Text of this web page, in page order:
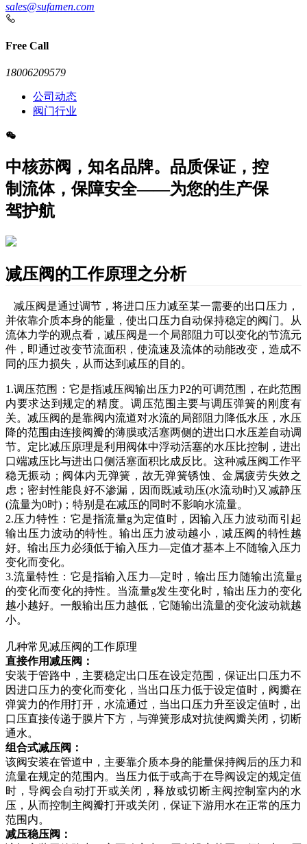
sales@sufamen.com
Free Call
18006209579
公司动态
阀门行业
中核苏阀，知名品牌。品质保证，控
制流体，保障安全——为您的生产保
驾护航
减压阀的工作原理之分析
减压阀是通过调节，将进口压力减至某一需要的出口压力，
并依靠介质本身的能量，使出口压力自动保持稳定的阀门。从
流体力学的观点看，减压阀是一个局部阻力可以变化的节流元
件，即通过改变节流面积，使流速及流体的动能改变，造成不
同的压力损失，从而达到减压的目的。
1.调压范围：它是指减压阀输出压力P2的可调范围，在此范围
内要求达到规定的精度。调压范围主要与调压弹簧的刚度有
关。减压阀的是靠阀内流道对水流的局部阻力降低水压，水压
降的范围由连接阀瓣的薄膜或活塞两侧的进出口水压差自动调
节。定比减压原理是利用阀体中浮动活塞的水压比控制，进出
口端减压比与进出口侧活塞面积比成反比。这种减压阀工作平
稳无振动；阀体内无弹簧，故无弹簧锈蚀、金属疲劳失效之
虑；密封性能良好不渗漏，因而既减动压(水流动时)又减静压
(流量为0时)；特别是在减压的同时不影响水流量。
2.压力特性：它是指流量g为定值时，因输入压力波动而引起
输出压力波动的特性。输出压力波动越小，减压阀的特性越
好。输出压力必须低于输入压力—定值才基本上不随输入压力
变化而变化。
3.流量特性：它是指输入压力—定时，输出压力随输出流量g
的变化而变化的持性。当流量g发生变化时，输出压力的变化
越小越好。一般输出压力越低，它随输出流量的变化波动就越
小。
几种常见减压阀的工作原理
直接作用减压阀 ：
安装于管路中，主要稳定出口压在设定范围，保证出口压力不
因进口压力的变化而变化，当出口压力低于设定值时，阀瓣在
弹簧力的作用打开，水流通过，当出口压力升至设定值时，出
口压直接传递于膜片下方，与弹簧形成对抗使阀瓣关闭，切断
通水。
组合式减压阀 ：
该阀安装在管道中，主要靠介质本身的能量保持阀后的压力和
流量在规定的范围内。当压力低于或高于在导阀设定的规定值
时，导阀会自动打开或关闭，释放或切断主阀控制室内的水
压，从而控制主阀瓣打开或关闭，保证下游用水在正常的压力
范围内。
减压稳压阀 ：